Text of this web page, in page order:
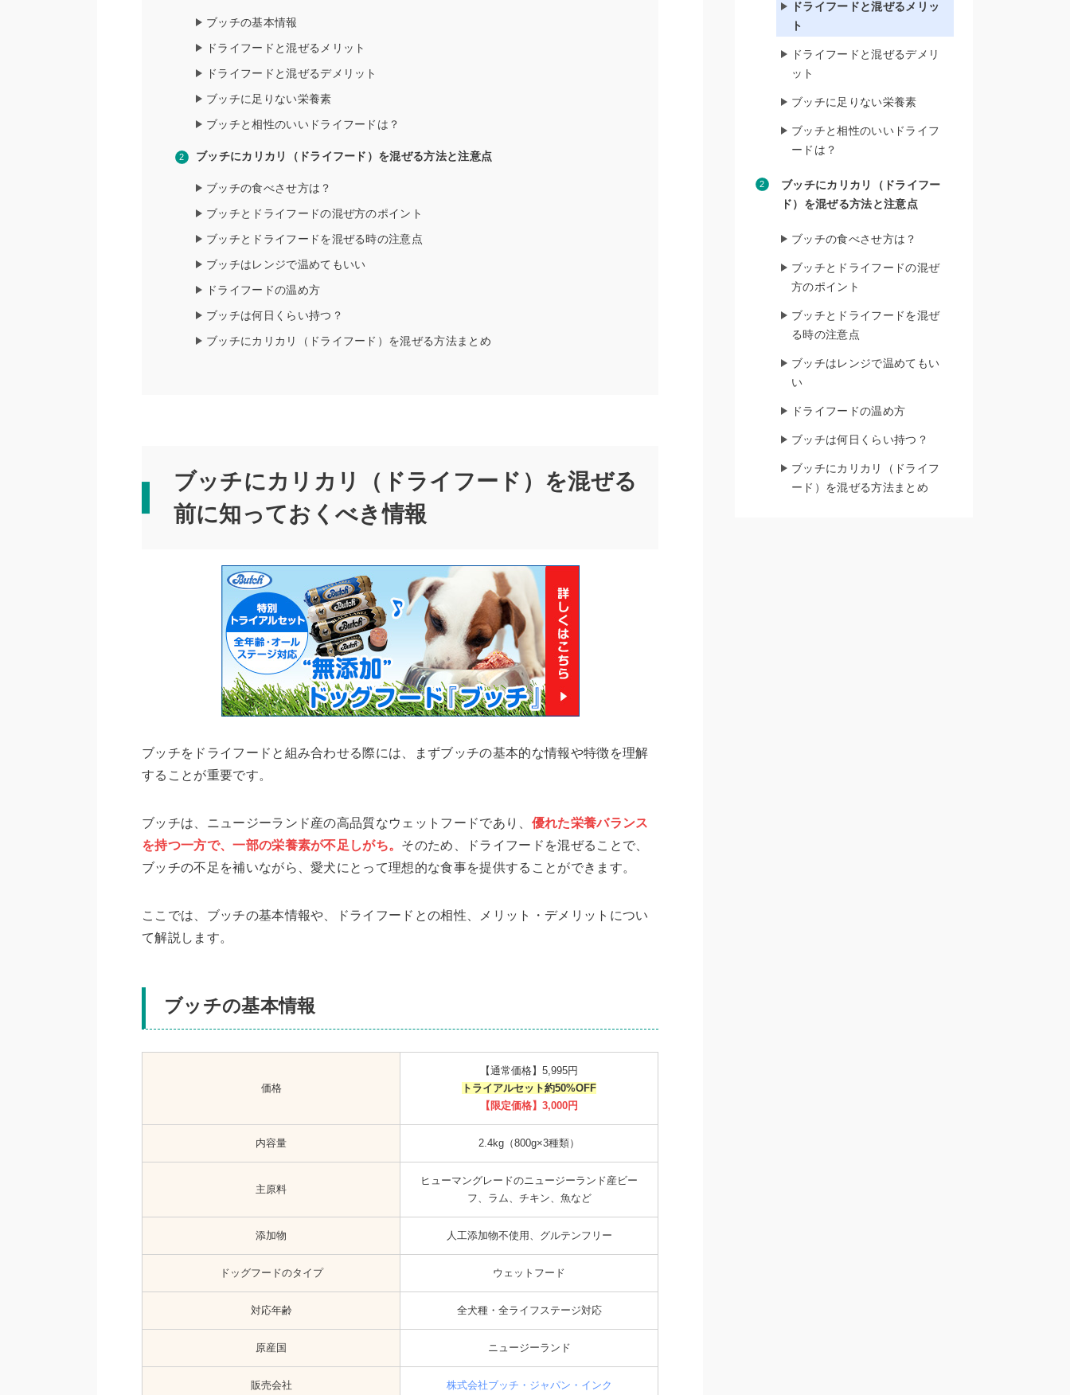
ブッチの基本情報
ドライフードと混ぜるメリット
ドライフードと混ぜるデメリット
ブッチに足りない栄養素
ブッチと相性のいいドライフードは？
ブッチにカリカリ（ドライフード）を混ぜる方法と注意点
ブッチの食べさせ方は？
ブッチとドライフードの混ぜ方のポイント
ブッチとドライフードを混ぜる時の注意点
ブッチはレンジで温めてもいい
ドライフードの温め方
ブッチは何日くらい持つ？
ブッチにカリカリ（ドライフード）を混ぜる方法まとめ
ブッチにカリカリ（ドライフード）を混ぜる
前に知っておくべき情報
ブッチをドライフードと組み合わせる際には、まずブッチの基本的な情報や特徴を理解
することが重要です。
ブッチは、ニュージーランド産の高品質なウェットフードであり、 優れた栄養バランス
を持つ一方で、一部の栄養素が不足しがち。 そのため、ドライフードを混ぜることで、
ブッチの不足を補いながら、愛犬にとって理想的な食事を提供することができます。
ここでは、ブッチの基本情報や、ドライフードとの相性、メリット・デメリットについ
て解説します。
ブッチの基本情報
価格
【通常価格】5,995円
トライアルセット約50%OFF
【限定価格】3,000円
内容量 2.4kg（800g×3種類）
主原料
ヒューマングレードのニュージーランド産ビー
フ、ラム、チキン、魚など
添加物 人工添加物不使用、グルテンフリー
ドッグフードのタイプ ウェットフード
対応年齢 全犬種・全ライフステージ対応
原産国 ニュージーランド
販売会社 株式会社ブッチ・ジャパン・インク
ドライフードと混ぜるメリッ
ト
ドライフードと混ぜるデメリ
ット
ブッチに足りない栄養素
ブッチと相性のいいドライフ
ードは？
ブッチにカリカリ（ドライフー
ド）を混ぜる方法と注意点
ブッチの食べさせ方は？
ブッチとドライフードの混ぜ
方のポイント
ブッチとドライフードを混ぜ
る時の注意点
ブッチはレンジで温めてもい
い
ドライフードの温め方
ブッチは何日くらい持つ？
ブッチにカリカリ（ドライフ
ード）を混ぜる方法まとめ